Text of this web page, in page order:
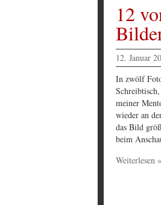
12
12. Januar
In zwölf
meiner
wieder an
das Bild
beim
Weiterlesen »